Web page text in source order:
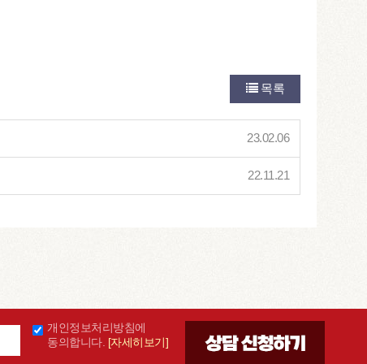
목록
23.02.06
22.11.21
개인정보처리방침에
동의합니다. [자세히보기]